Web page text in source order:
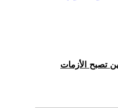
تصبح الأزمات